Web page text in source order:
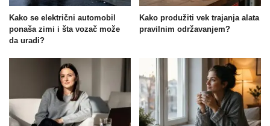
Kako se električni automobil
ponaša zimi i šta vozač može
da uradi?
Kako produžiti vek trajanja alata
pravilnim održavanjem?